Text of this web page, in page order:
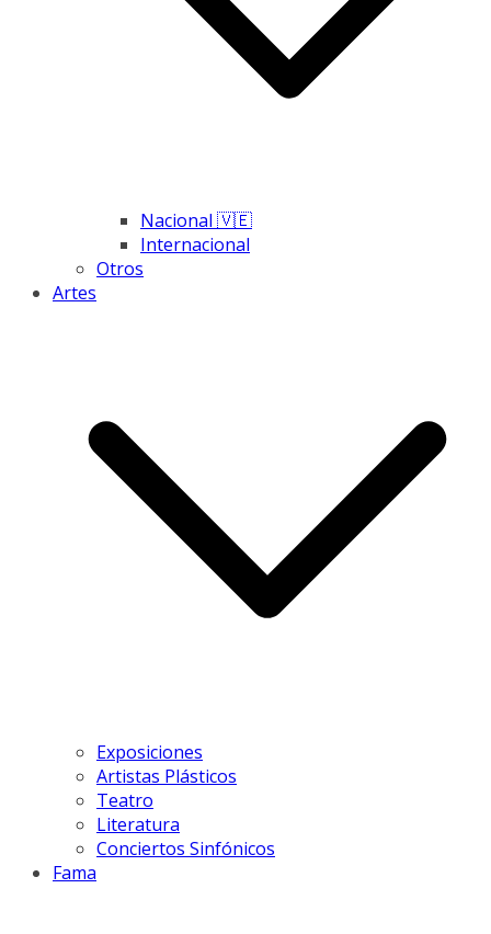
Nacional 🇻🇪
Internacional
Otros
Artes
Exposiciones
Artistas Plásticos
Teatro
Literatura
Conciertos Sinfónicos
Fama